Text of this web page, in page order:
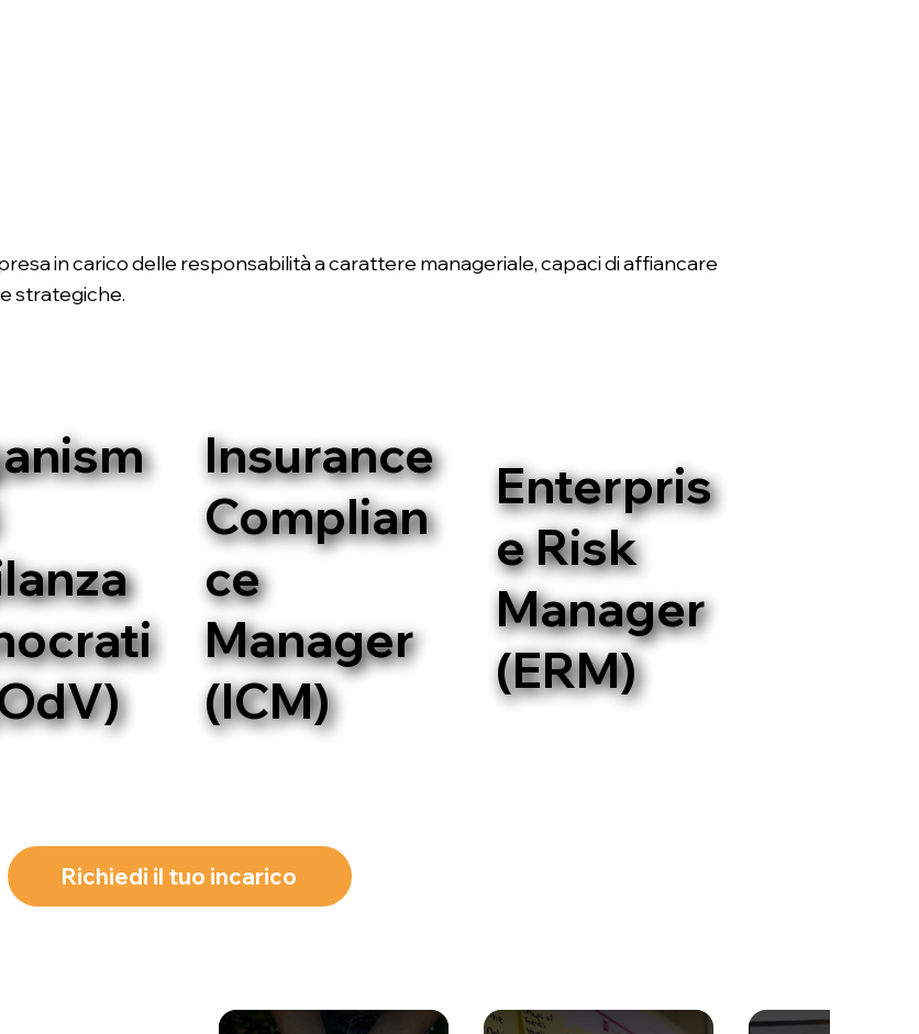
Insurance
Complian
ce
Manager
(ICM)
Enterpris
e Risk
Manager
(ERM)
in carico delle responsabilità a carattere manageriale, capaci di affiancare
strategiche.